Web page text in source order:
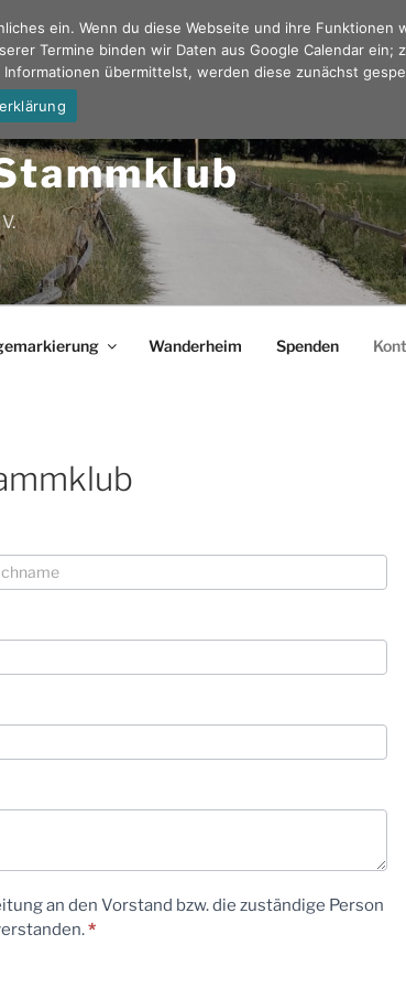
Wanderheim Spenden
an den Vorstand bzw. die zuständige Person
*
ein. Wenn du diese Webseite und ihre
Termine binden wir Daten aus Google Calendar ein;
übermittelst, werden diese zunächst